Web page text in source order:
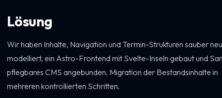
Lösung
Wir haben Inhalte, Navigation und Termin-Strukturen sauber neu
modelliert, ein Astro-Frontend mit Svelte-Inseln gebaut und
pflegbares CMS angebunden. Migration der Bestandsinhalte in
mehreren kontrollierten Schritten.